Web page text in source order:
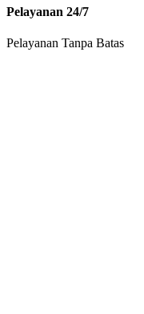
Pelayanan 24/7
Pelayanan Tanpa Batas